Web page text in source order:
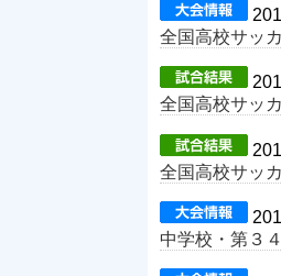
全国高校サッ
全国高校サッ
全国高校サッ
中学校・第３